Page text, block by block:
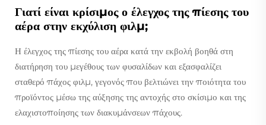
Γιατί είναι κρίσιμος ο έλεγχος της πίεσης του
αέρα στην εκχύλιση φιλμ;
Η έλεγχος της πίεσης του αέρα κατά την εκβολή βοηθά στη
διατήρηση του μεγέθους των φυσαλίδων και εξασφαλίζει
σταθερό πάχος φιλμ, γεγονός που βελτιώνει την ποιότητα του
προϊόντος μέσω της αύξησης της αντοχής στο σκίσιμο και της
ελαχιστοποίησης των διακυμάνσεων πάχους.